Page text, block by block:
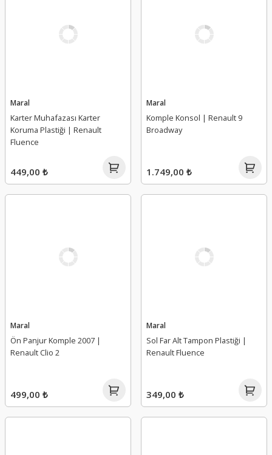
Maral
Karter Muhafazası Karter
Koruma Plastiği | Renault
Fluence
449,00 ₺
Maral
Komple Konsol | Renault 9
Broadway
1.749,00 ₺
Maral
Ön Panjur Komple 2007 |
Renault Clio 2
499,00 ₺
Maral
Sol Far Alt Tampon Plastiği |
Renault Fluence
349,00 ₺